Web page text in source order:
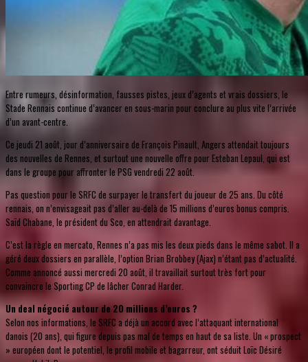
Entre rumeurs, désinformation, fausses pistes, jeux d’agents et vrais dossiers, le
Stade Rennais continue d’avancer en sous-marin pour conclure au plus vite l’arrivée
d’un avant-centre.
Ce jeudi 21 août, jour d’anniversaire de François Pinault, Angers attendait toujours
des nouvelles de Rennes, et surtout une nouvelle offre pour Esteban Lepaul, qui est
dans le groupe pour affronter le PSG vendredi 22 août.
Pas question pour le SRFC de surpayer le transfert du joueur de 25 ans. Du côté
rennais, on n’envisageait pas d’aller au-delà de 15 millions d’euros bonus compris.
Saïd Chabane, le président du Sco, en attendrait davantage.
C’est la règle en mercato, Rennes n’a pas mis les deux pieds dans le même sabot. Il a
géré deux dossiers en parallèle, l’option Brian Brobbey (Ajax) n’étant pas d’actualité.
Comme annoncé aussi mercredi 20 août, il travaillait surtout très fort pour
convaincre le Sporting CP de lâcher Conrad Harder.
Un deal négocié autour de 20 millions d’euros ?
Selon nos informations, le SRFC a déjà un accord avec l’attaquant international
danois (20 ans), qui figure depuis pas mal de temps en haut de sa liste. Un « prospect
» européen dont le potentiel, le profil mobile et bagarreur, ont séduit Loïc Désiré